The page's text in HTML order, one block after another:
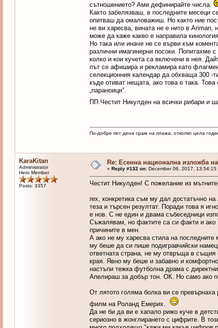
сътношението? Ами дефинирайте числа.
Както забелязваш, в последните месеци
опитваш да омаловажиш. Но както ние
не ви харесва, вината не е нито в Ariman,
може да каже какво е направила
Но така или иначе не се върви към
различни имагинерни посоки.
колко и кои кучета са включени в нея.
път се афишира и рекламира като
селекционния календар да обхваща 300 -
къде отиват нещата, ако това е така.
„параноици”.
ПП Честит Никулден на всички рибари и
По-добре пет дена срам на плажа, отколко цела
KaraKitan
Administrator
Hero Member
Posts: 3357
Re: Есенна национална изложба
« Reply #132 on:December 06, 2017, 13:54:15
Честит Никулден! С пожелание из
rex, конкретика съм му дал достатъчно на
теза и търсен резултат. Поради това я
е нов. С не един и двама събеседници
Съжалявам, но фактите са си факти и ако
причините в мен.
А ако не му харесва стила на последните
му беше да си пише подигравчийски
ответната страна, не му отвръща в същия
края. Явно му беше и забавно и
настъпи тежка футболна драма с
Апелираш за добър тон. ОК. Но само ако
От лятото голяма болка ви се
филм на Роланд Емерих.
Да не би да ви е хапало рижо куче в
сериозно в жонглирането с цифрите. В